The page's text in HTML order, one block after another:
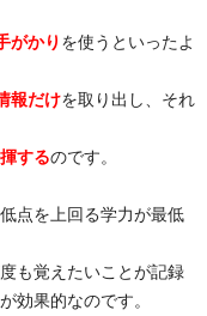
がかりを使うといったよ
報だけを取り出し、それ
するのです。
点を上回る学力が最低
も覚えたいことが記録
効果的なのです。